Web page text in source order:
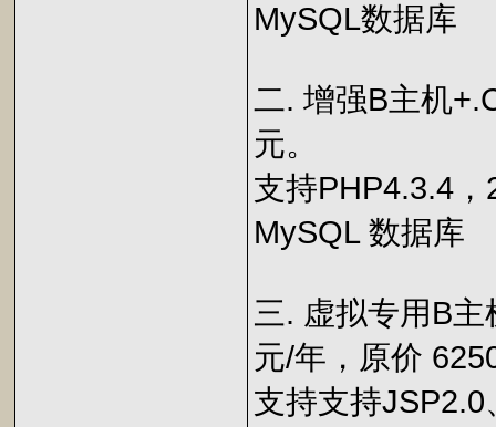
MySQL数据库
二. 增强B主机
元。
支持PHP4.3.4
MySQL 数据库
三. 虚拟专用B
元/年，原价
支持支持